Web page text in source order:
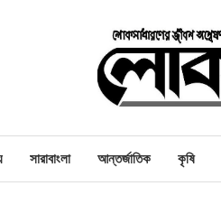
সারাবাংলা আন্তর্জাতিক কৃষি